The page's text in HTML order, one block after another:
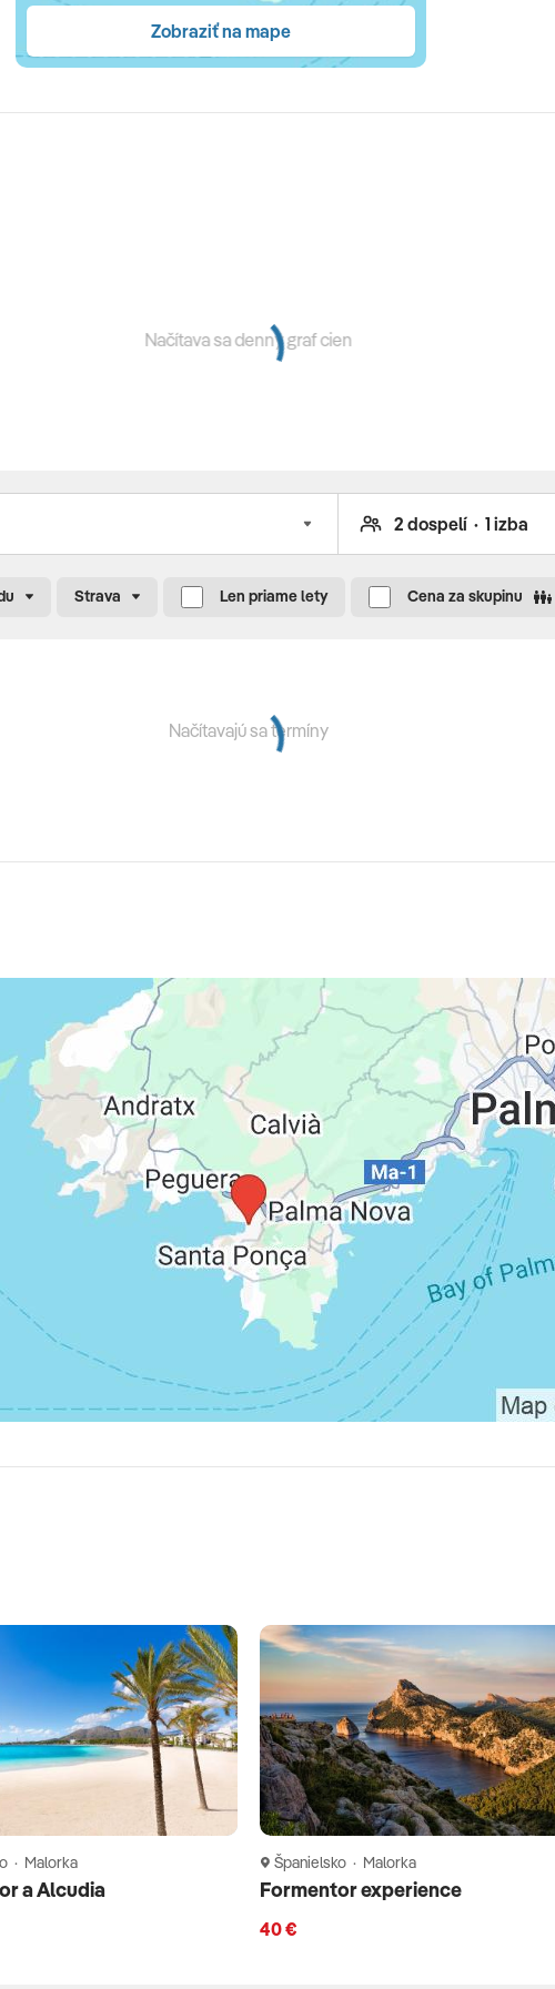
• ukážky varenia • vonkajší bazén • chill out terasa s
pokladu • vodné preteky
polpenzia, poistenie insolventnosti, servisné
zariadení (jej výška závisí od kategórie ubytovania,
komplexné cestovné poistenie - viac informácii
Zobraziť na mape
Načítava sa denný graf cien
Strava Len priame lety Cena za skupinu
Načítavajú sa termíny
· Malorka
a Alcudia
Španielsko · Malorka
Formentor experience
40 €